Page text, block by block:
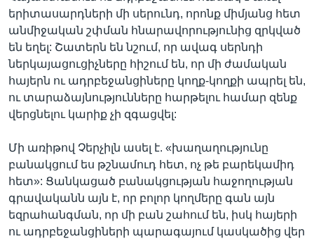
երիտասարդների մի սերունդ, որոնք միմյանց հետ
անմիջական շփման հնարավորությունից զրկված
են եղել: Շատերն են նշում, որ ավագ սերնդի
ներկայացուցիչները հիշում են, որ մի ժամական
հայերն ու ադրբեջանցիները կողք-կողքի ապրել են,
ու տարաձայնությունները հարթելու համար զենք
վերցնելու կարիք չի զգացվել:
Մի առիթով Չերչիլն ասել է. «խաղաղությունը
բանակցում ես թշնամուդ հետ, ոչ թե բարեկամիդ
հետ»: Ցանկացած բանակցության հաջողության
գրավականն այն է, որ բոլոր կողմերը գան այն
եզրահանգման, որ մի բան շահում են, իսկ հայերի
ու ադրբեջանցիների պարագայում կասկածից վեր